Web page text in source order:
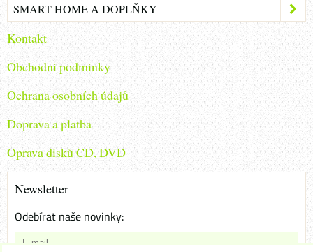
SMART HOME A DOPLŇKY
Kontakt
Obchodni podminky
Ochrana osobních údajů
Doprava a platba
Oprava disků CD, DVD
Newsletter
Odebírat naše novinky: